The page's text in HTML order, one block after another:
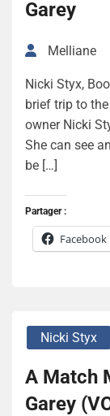
Garey
Melliane
Nicki Styx,
brief trip to
owner Nicki
She can see
be […]
Partager :
Facebook
Nicki Styx
A Match
Garey